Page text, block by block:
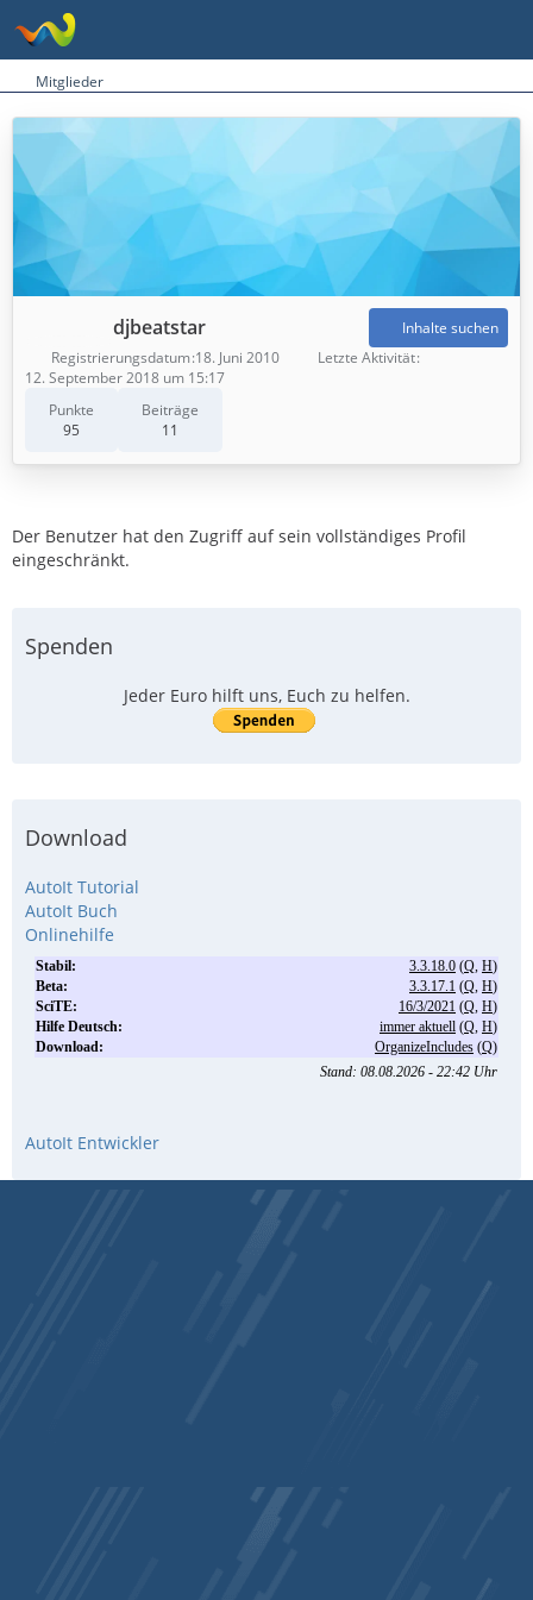
Mitglieder
djbeatstar
Punkte
95
Beiträge
11
Inhalte suchen
Registrierungsdatum 18. Juni 2010
Letzte Aktivität
12. September 2018 um 15:17
Der Benutzer hat den Zugriff auf sein vollständiges Profil
eingeschränkt.
Spenden
Jeder Euro hilft uns, Euch zu helfen.
Download
AutoIt Tutorial
AutoIt Buch
Onlinehilfe
AutoIt Entwickler